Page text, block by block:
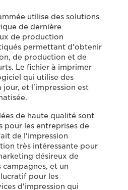
utilise des solutions
de dernière
de production
permettant d'obtenir
de production et de
Le fichier à imprimer
qui utilise des
jour, et l'impression est
de haute qualité sont
pour les entreprises de
de l'impression
très intéressante pour
désireux de
campagnes, et un
pour les
d'impression qui